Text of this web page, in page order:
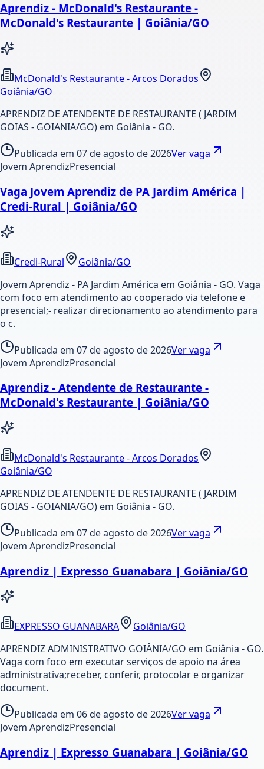
Aprendiz - McDonald's Restaurante -
McDonald's Restaurante | Goiânia/GO
McDonald's Restaurante - Arcos Dorados
Goiânia/GO
APRENDIZ DE ATENDENTE DE RESTAURANTE ( JARDIM
GOIAS - GOIANIA/GO) em Goiânia - GO.
Publicada em 07 de agosto de 2026Ver vaga
Jovem AprendizPresencial
Vaga Jovem Aprendiz de PA Jardim América |
Credi-Rural | Goiânia/GO
Credi-Rural
Goiânia/GO
Jovem Aprendiz - PA Jardim América em Goiânia - GO. Vaga
com foco em atendimento ao cooperado via telefone e
presencial;- realizar direcionamento ao atendimento para
o c.
Publicada em 07 de agosto de 2026Ver vaga
Jovem AprendizPresencial
Aprendiz - Atendente de Restaurante -
McDonald's Restaurante | Goiânia/GO
McDonald's Restaurante - Arcos Dorados
Goiânia/GO
APRENDIZ DE ATENDENTE DE RESTAURANTE ( JARDIM
GOIAS - GOIANIA/GO) em Goiânia - GO.
Publicada em 07 de agosto de 2026Ver vaga
Jovem AprendizPresencial
Aprendiz | Expresso Guanabara | Goiânia/GO
EXPRESSO GUANABARA
Goiânia/GO
APRENDIZ ADMINISTRATIVO GOIÂNIA/GO em Goiânia - GO.
Vaga com foco em executar serviços de apoio na área
administrativa;receber, conferir, protocolar e organizar
document.
Publicada em 06 de agosto de 2026Ver vaga
Jovem AprendizPresencial
Aprendiz | Expresso Guanabara | Goiânia/GO